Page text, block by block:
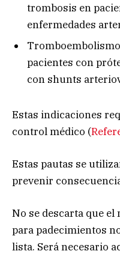
trombosis en
enfermedades
pacientes con
con shunts
Estas indicaciones
control médico (
Estas pautas se
prevenir
No se descarta que
para padecimientos
lista. Será necesario